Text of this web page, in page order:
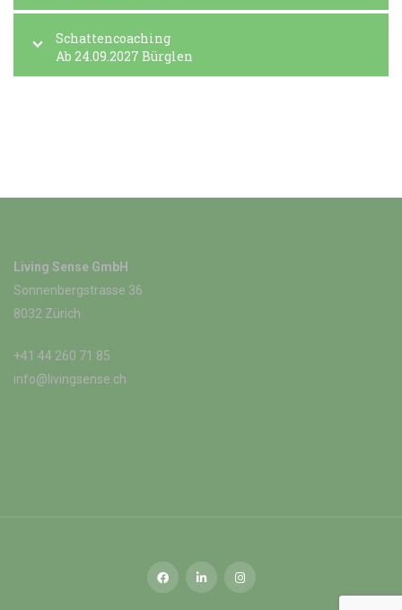
Schattencoaching
Ab 24.09.2027 Bürglen
Living Sense GmbH
Sonnenbergstrasse 36
8032 Zürich
+41 44 260 71 85
info@livingsense.ch